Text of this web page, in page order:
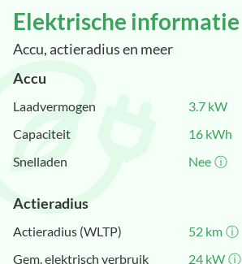
Elektrische informatie
Accu, actieradius en meer
Accu
Laadvermogen 3.7 kW
Capaciteit
16 kWh
Snelladen
Nee ⓘ
Actieradius
Actieradius (WLTP) 52 km ⓘ
Gem. elektrisch verbruik
24 kW ⓘ